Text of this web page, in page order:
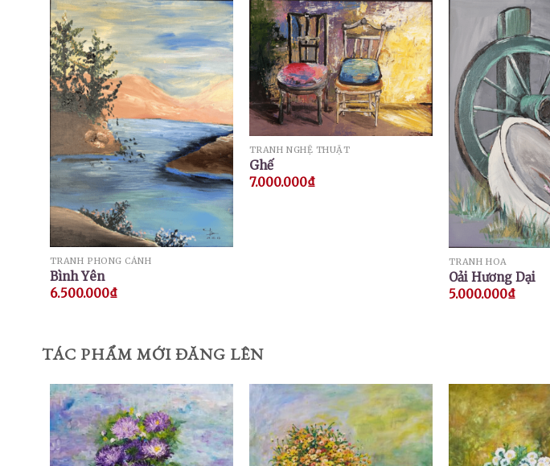
TRANH PHONG CẢNH
Bình Yên
6.500.000₫
TRANH NGHỆ THUẬT
Ghế
7.000.000₫
TRANH HOA
Oải Hương Dại
5.000.000₫
TÁC PHẨM MỚI ĐĂNG LÊN